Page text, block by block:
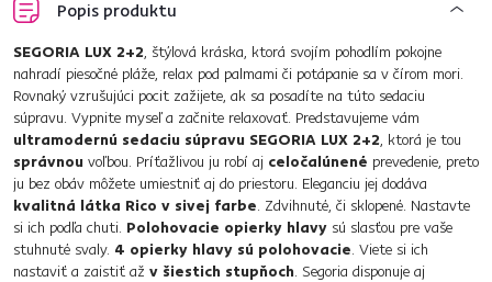
Popis produktu
SEGORIA LUX 2+2, štýlová kráska, ktorá svojím pohodlím pokojne
nahradí piesočné pláže, relax pod palmami či potápanie sa v čírom mori.
Rovnaký vzrušujúci pocit zažijete, ak sa posadíte na túto sedaciu
súpravu. Vypnite myseľ a začnite relaxovať. Predstavujeme vám
ultramodernú sedaciu súpravu SEGORIA LUX 2+2, ktorá je tou
správnou voľbou. Príťažlivou ju robí aj celočalúnené prevedenie, preto
ju bez obáv môžete umiestniť aj do priestoru. Eleganciu jej dodáva
kvalitná látka Rico v sivej farbe. Zdvihnuté, či sklopené. Nastavte
si ich podľa chuti. Polohovacie opierky hlavy sú slasťou pre vaše
stuhnuté svaly. 4 opierky hlavy sú polohovacie. Viete si ich
nastaviť a zaistiť až v šiestich stupňoch. Segoria disponuje aj